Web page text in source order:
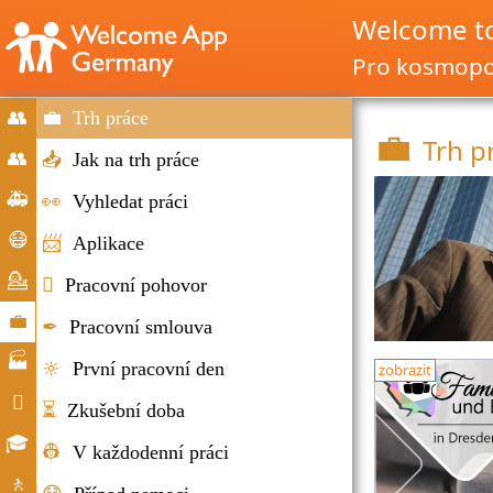
Welcome
Pro
👥
Spustit
👥
Migrace
&
přistěhovalectví
🚑
Mimořádné
situace
😷
Nápověda
Corona
💁
Poradenství
💼
Trh
🏭
Společnosti

Každodenní
🎓
Vzdělávací
🚶
💼 Trh práce
📥 Jak na trh práce
👀 Vyhledat práci
📨 Aplikace
 Pracovní pohovor
✒ Pracovní smlouva
🔆
První pracovní den
⏳ Zkušební doba
👷 V každodenní práci
💼 Trh
zobrazit